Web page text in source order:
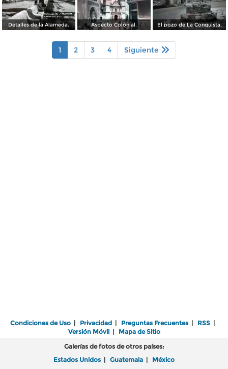
Detalles de la Alameda. Aspecto Colonial. El pozo de La Conquista.
1 2 3 4 Siguiente
Condiciones de Uso | Privacidad | Preguntas Frecuentes | RSS |
Versión Móvil| Mapa de Sitio
Galerías de fotos de otros países:
Estados Unidos | Guatemala | México